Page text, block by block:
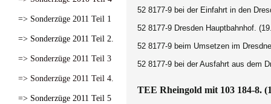
=> Sonderzüge 2011 Teil 1
=> Sonderzüge 2011 Teil 2.
=> Sonderzüge 2011 Teil 3
=> Sonderzüge 2011 Teil 4.
=> Sonderzüge 2011 Teil 5
52 8177-9 bei der Einfahrt in den
52 8177-9 Dresden Hauptbahnhof.
52 8177-9 beim Umsetzen im
52 8177-9 bei der Ausfahrt aus dem
TEE Rheingold mit 103 184-8.